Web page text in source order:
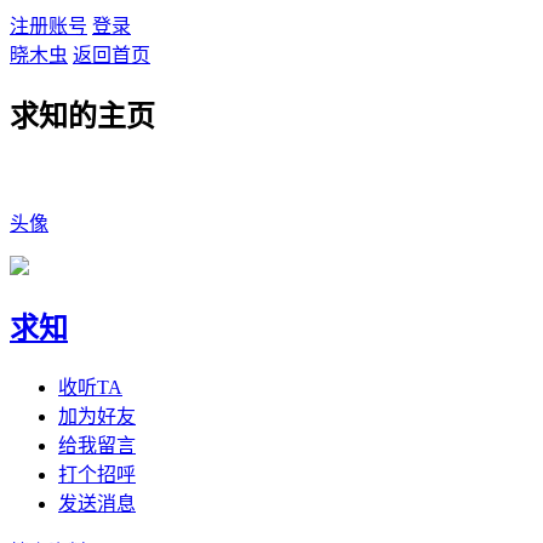
注册账号 登录
晓木虫 返回首页
求知的主页
头像
求知
收听TA
加为好友
给我留言
打个招呼
发送消息